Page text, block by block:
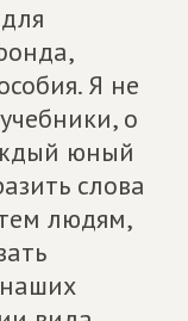
Я не
о
юный
слова
людям,